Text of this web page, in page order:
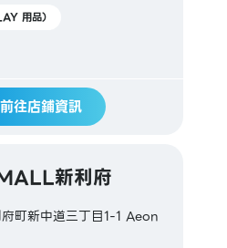
用品）
前往店鋪資訊
新利府
町新中道三丁目1-1 Aeon